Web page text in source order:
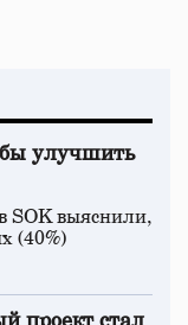
бы улучшить
SOK выяснили,
(40%)